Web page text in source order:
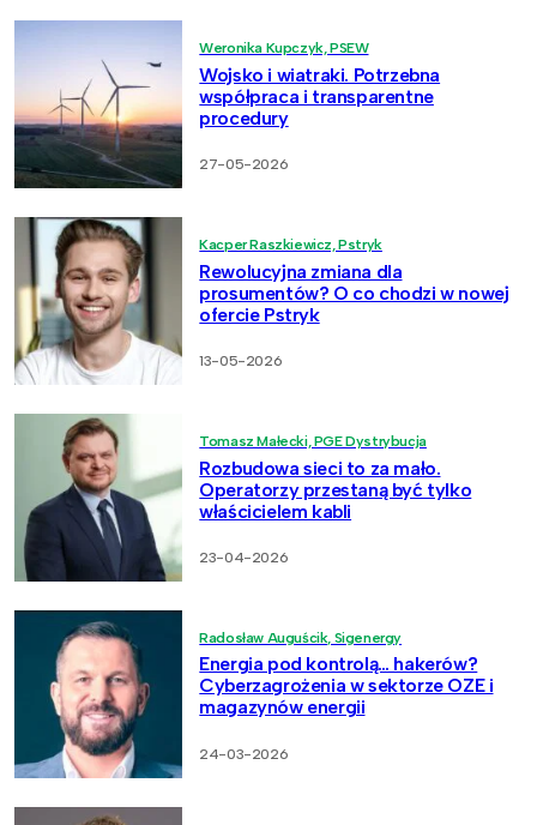
Weronika Kupczyk, PSEW
Wojsko i wiatraki. Potrzebna
współpraca i transparentne
procedury
27-05-2026
Kacper Raszkiewicz, Pstryk
Rewolucyjna zmiana dla
prosumentów? O co chodzi w nowej
ofercie Pstryk
13-05-2026
Tomasz Małecki, PGE Dystrybucja
Rozbudowa sieci to za mało.
Operatorzy przestaną być tylko
właścicielem kabli
23-04-2026
Radosław Auguścik, Sigenergy
Energia pod kontrolą… hakerów?
Cyberzagrożenia w sektorze OZE i
magazynów energii
24-03-2026